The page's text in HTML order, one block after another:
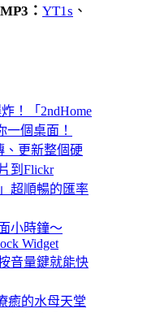
： YT1s 、
！「2ndHome
一個桌面！
、更新整個硬
到Flickr
超順暢的匯率
小時鐘～
Widget
音量鍵就能快
癒的水母天堂